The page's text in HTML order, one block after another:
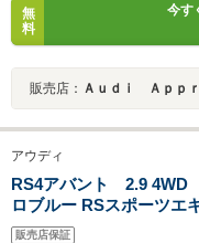
無
料
今す
販売店： Ａｕｄｉ Ａｐｐ
アウディ
RS4アバント 2.9
ロブルー RSスポーツエ
ームフラッグデザイング
販売店保証